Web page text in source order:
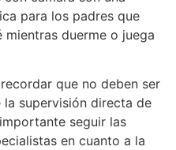
para los padres que
mientras duerme o juega
que no deben ser
supervisión directa de
seguir las
en cuanto a la